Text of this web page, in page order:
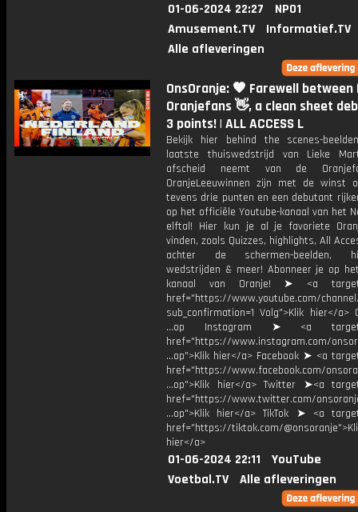
01-06-2024 22:27
NPO1
Amusement.TV
Informatief.TV
Alle afleveringen
OnsOranje: 🧡 Farewell between
Oranjefans 👋, a clean sheet
3 points! | ALL ACCESS L
Bekijk hier behind the scenes-
laatste thuiswedstrijd van Lieke
afscheid neemt van de
OranjeLeeuwinnen zijn met de winst
tevens drie punten en een debutant
op het officiële Youtube-kanaal van het
elftal! Hier kun je al je favoriete
vinden, zoals Quizzes, highlights, All
achter de schermen-beelden,
wedstrijden & meer! Abonneer je op
kanaal van Oranje! ➤ <a
href="https://www.youtube.com/channel/
sub_confirmation=1 Volg">Klik hier</a>
...op Instagram ➤ <a
href="https://www.instagram.com/
...op">Klik hier</a> Facebook ➤ <a
href="https://www.facebook.com/
...op">Klik hier</a> Twitter ➤<a
href="https://www.twitter.com/
...op">Klik hier</a> TikTok ➤ <a
href="https://tiktok.com/
hier</a>
01-06-2024 22:11
YouTube
Voetbal.TV
Alle afleveringen